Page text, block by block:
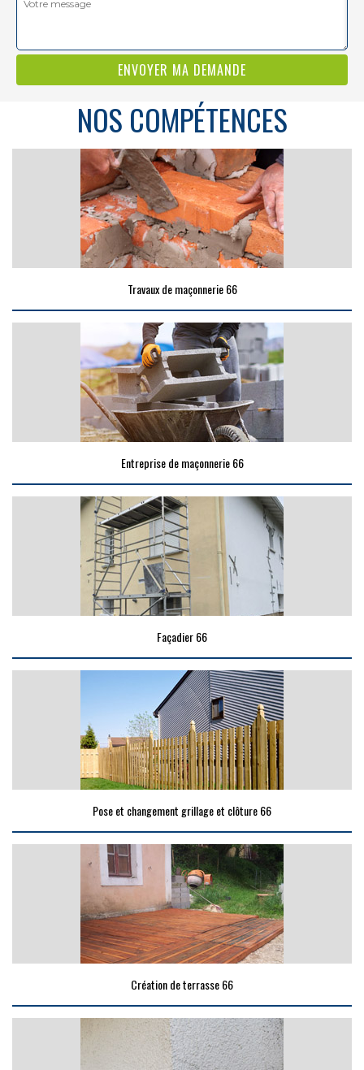
NOS COMPÉTENCES
Travaux de maçonnerie 66
Entreprise de maçonnerie 66
Façadier 66
Pose et changement grillage et clôture 66
Création de terrasse 66